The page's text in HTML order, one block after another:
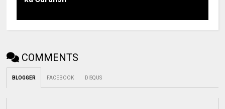
COMMENTS
BLOGGER FACEBOOK DISQUS